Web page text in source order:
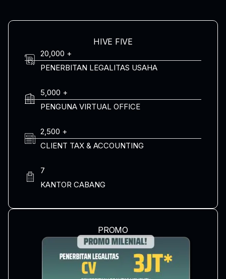
HIVE FIVE
20,000 +
PENERBITAN LEGALITAS USAHA
5,000 +
PENGUNA VIRTUAL OFFICE
2,500 +
CLIENT TAX & ACCOUNTING
7
KANTOR CABANG
PROMO